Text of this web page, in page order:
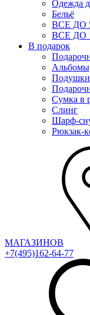
Одежда
Бельё
ВСЕ ДО
ВСЕ ДО
В подарок
Подушки
Сумка в
Слинг
Шарф-
Рюкзак-
МАГАЗИНОВ
+7(495)162-64-77